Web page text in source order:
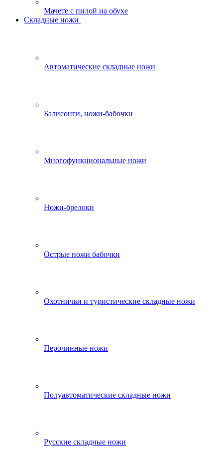
Мачете с пилой на обухе
Складные ножи
Автоматические складные ножи
Балисонги, ножи-бабочки
Многофункциональные ножи
Ножи-брелоки
Острые ножи бабочки
Охотничьи и туристические складные ножи
Перочинные ножи
Полуавтоматические складные ножи
Русские складные ножи